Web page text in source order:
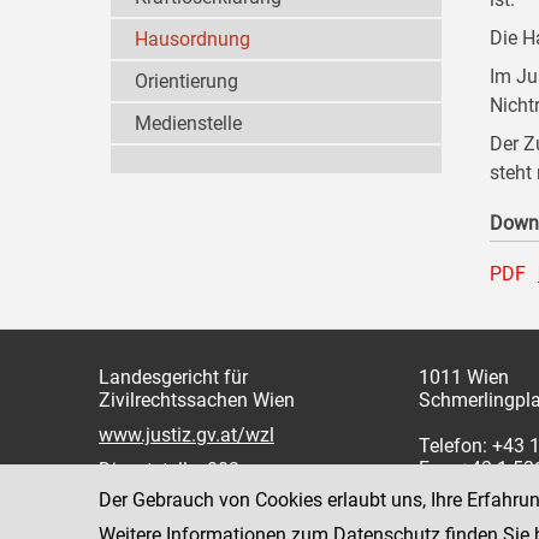
Die
Im
Der
steht
PDF
Hausordnung
Orientierung
Medienstelle
Landesgericht für
Zivilrechtssachen Wien
www.justiz.gv.at/wzl
Dienststelle: 003
1011 Wien
Telefon: +43
Fax: +43 1
Der Gebrauch von Cookies erlaubt uns, Ihre